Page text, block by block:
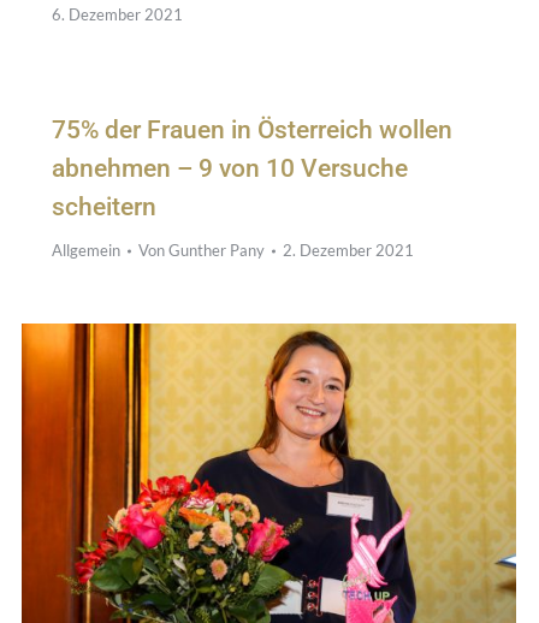
6. Dezember 2021
75% der Frauen in Österreich wollen
abnehmen – 9 von 10 Versuche
scheitern
Allgemein VonGunther Pany 2. Dezember 2021